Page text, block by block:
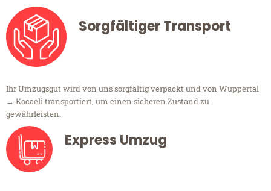
Sorgfältiger Transport
Ihr Umzugsgut wird von uns sorgfältig verpackt und von Wuppertal
→ Kocaeli transportiert, um einen sicheren Zustand zu
gewährleisten.
Express Umzug